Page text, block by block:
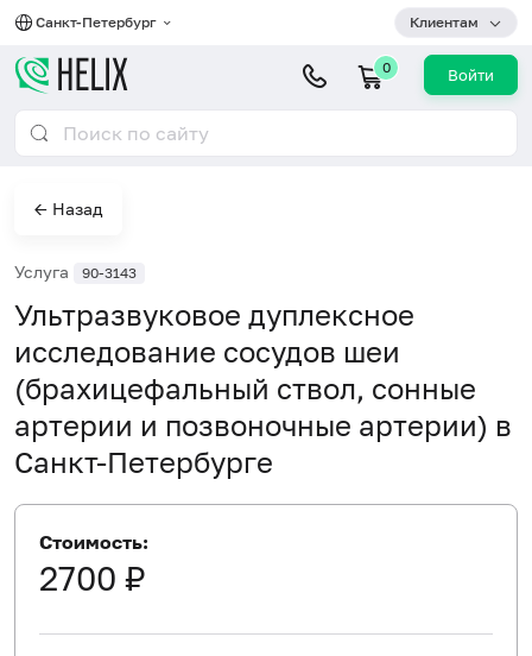
Санкт-Петербург Клиентам
0 Войти
← Назад
Услуга 90-3143
Ультразвуковое дуплексное
исследование сосудов шеи
(брахицефальный ствол, сонные
артерии и позвоночные артерии) в
Санкт-Петербурге
Стоимость:
2700 ₽